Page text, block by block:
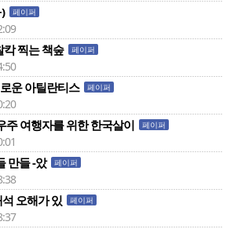
페이퍼
칵 찍는 책숲 페이퍼
운 아틸란티스 페이퍼
주 여행자를 위한 한국살이 페이퍼
만들 -았 페이퍼
오해가 있 페이퍼